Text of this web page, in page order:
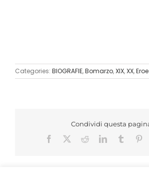
Categories: BIOGRAFIE,Bomarzo,XIX,XX,
Condividi questa
Facebook
RedditLinkedInTumblr